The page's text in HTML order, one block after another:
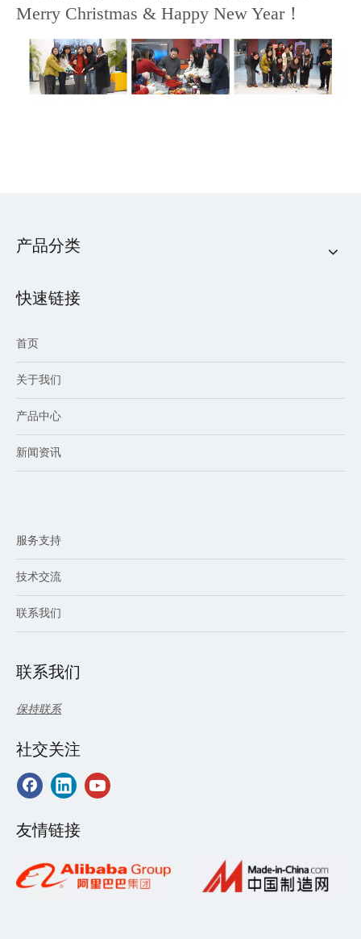
Merry Christmas & Happy New Year！
产品分类
快速链接
首页
关于我们
产品中心
新闻资讯
服务支持
技术交流
联系我们
联系我们
保持联系
社交关注
友情链接